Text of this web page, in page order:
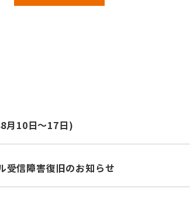
月10日～17日)
受信障害復旧のお知らせ